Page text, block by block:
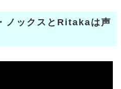
ノックスとRitakaは声